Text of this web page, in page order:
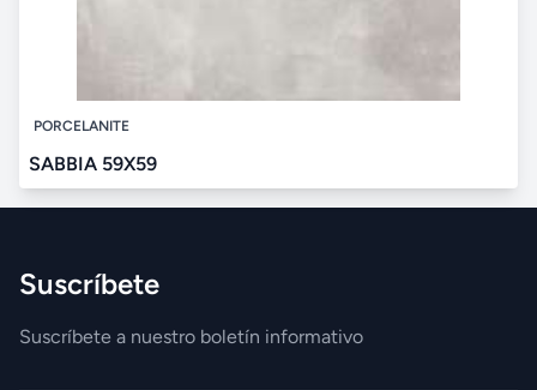
PORCELANITE
SABBIA 59X59
Suscríbete
Suscríbete a nuestro boletín informativo